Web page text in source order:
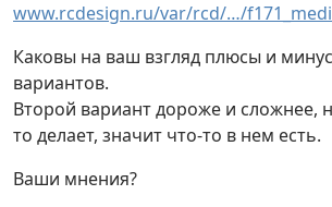
www.rcdesign.ru/var/rcd/…/
Каковы на ваш взгляд плюсы и
вариантов.
Второй вариант дороже и сложнее,
то делает, значит что-то в нем есть.
Ваши мнения?